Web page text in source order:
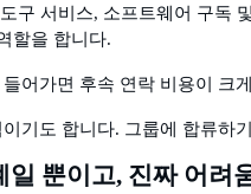
구 서비스, 소프트웨어 구독
할을 합니다.
어가면 후속 연락 비용이 크
기도 합니다. 그룹에 합류하
일 뿐이고, 진짜 어려